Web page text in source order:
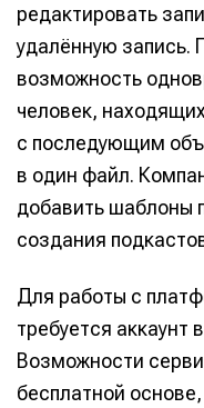
редактировать
удалённую запись.
возможность
человек,
с последующим
в один файл.
добавить шаблоны
создания
Для работы с
требуется аккаунт
Возможности
бесплатной